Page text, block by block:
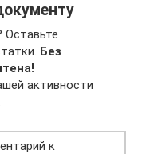
Оставьте
Без
активности
к